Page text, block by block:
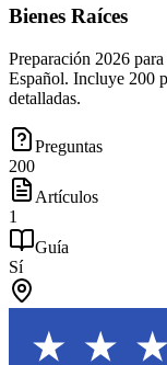
Bienes Raíces
Preparación 2026
Español. Incluye 200
detalladas.
Preguntas
200
Artículos
1
Guía
Sí